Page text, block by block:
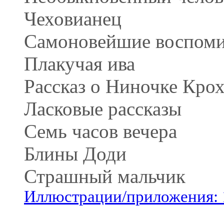
Чеховианец
Самоновейшие
Плакучая ива
Рассказ о Ниночке
Ласковые рассказы
Семь часов вечера
Блины Доди
Страшный мальчик
Иллюстрации/приложения: